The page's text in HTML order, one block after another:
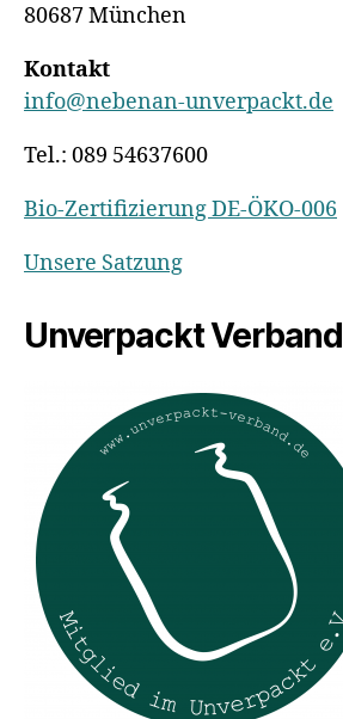
80687 München
Kontakt
info@nebenan-unverpackt.de
Tel.: 089 54637600
Bio-Zertifizierung DE-ÖKO-006
Unsere Satzung
Unverpackt Verband